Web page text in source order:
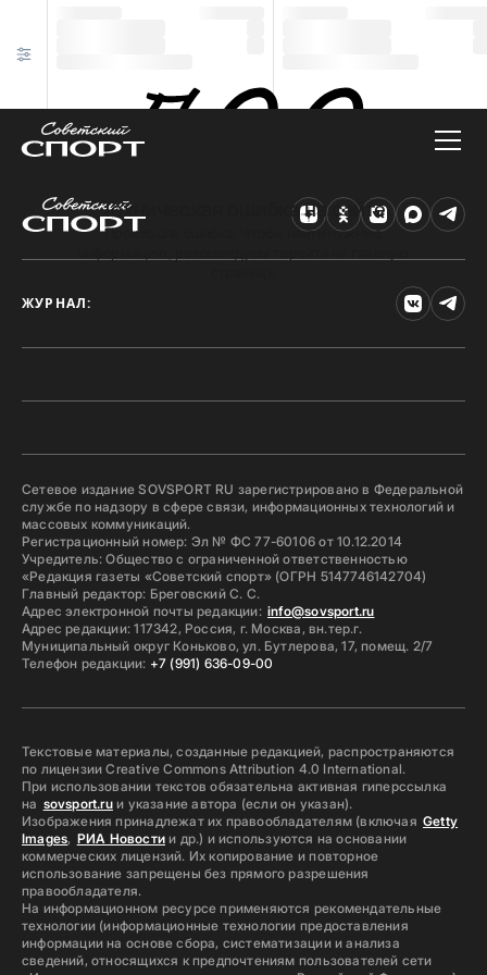
Техническая ошибка на сайте
Произошла ошибка. Чтобы найти нужную
ЖУРНАЛ:
Сетевое издание SOVSPORT RU зарегистрировано в Федеральной
службе по надзору в сфере связи, информационных технологий и
массовых коммуникаций.
Регистрационный номер: Эл № ФС 77-60106 от 10.12.2014
Учредитель: Общество с ограниченной ответственностью
«Редакция газеты «Советский спорт» (ОГРН 5147746142704)
Главный редактор: Бреговский С. С.
Адрес электронной почты редакции: info@sovsport.ru
Адрес редакции: 117342, Россия, г. Москва, вн.тер.г.
Муниципальный округ Коньково, ул. Бутлерова, 17, помещ. 2/7
Телефон редакции: +7 (991) 636-09-00
Текстовые материалы, созданные редакцией, распространяются
по лицензии Creative Commons Attribution 4.0 International.
При использовании текстов обязательна активная гиперссылка
на sovsport.ruи указание автора (если он указан).
Изображения принадлежат их правообладателям (включая Getty
Images, РИА Новостии др.) и используются на основании
коммерческих лицензий. Их копирование и повторное
использование запрещены без прямого разрешения
правообладателя.
На информационном ресурсе применяются рекомендательные
технологии (информационные технологии предоставления
информации на основе сбора, систематизации и анализа
сведений, относящихся к предпочтениям пользователей сети